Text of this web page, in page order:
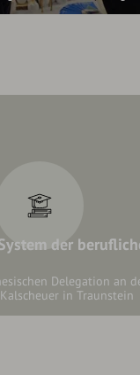
der
Delegation an
in Traunstein